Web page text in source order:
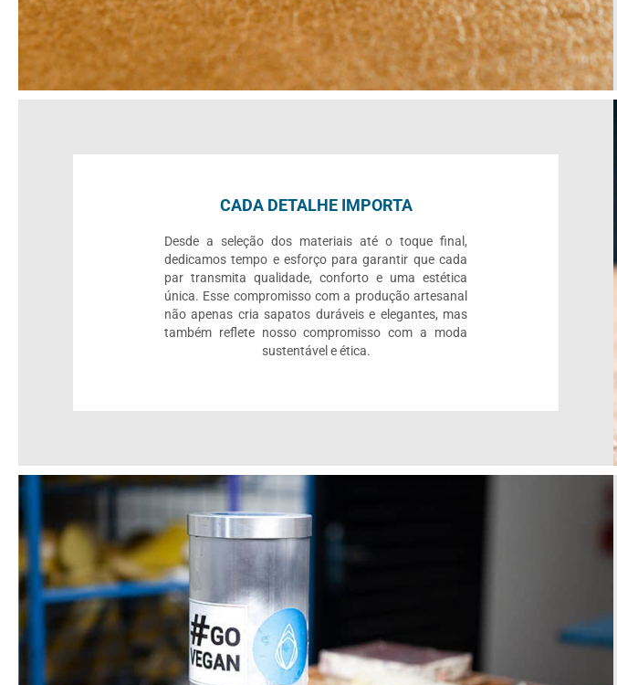
CADA DETALHE IMPORTA
Desde a seleção dos materiais até o toque final,
dedicamos tempo e esforço para garantir que cada
par transmita qualidade, conforto e uma estética
única. Esse compromisso com a produção artesanal
não apenas cria sapatos duráveis e elegantes, mas
também reflete nosso compromisso com a moda
sustentável e ética.